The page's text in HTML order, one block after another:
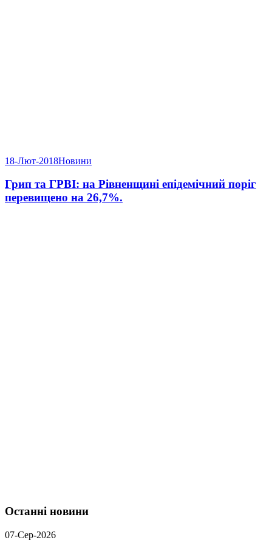
18-Лют-2018Новини
Грип та ГРВІ: на Рівненщині епідемічний поріг
перевищено на 26,7%.
Останні новини
07-Сер-2026